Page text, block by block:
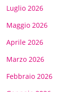
Luglio 2026
Maggio 2026
Aprile 2026
Marzo 2026
Febbraio 2026